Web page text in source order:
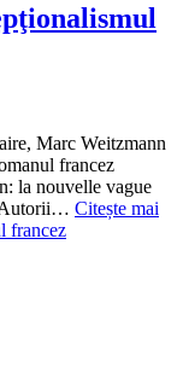
Marc Weitzmann
francez
la nouvelle vague
Autorii… Citește mai
francez